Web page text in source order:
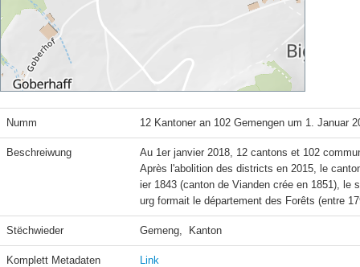
Numm 12 Kantoner an 102 Gemengen um 1. Januar
Beschreiwung
Au 1er janvier 2018, 12 cantons et 102
Après l'abolition des districts en 2015, le
ier 1843 (canton de Vianden crée en 1851), le
Stëchwieder Gemeng,  Kanton
Komplett Metadaten Link